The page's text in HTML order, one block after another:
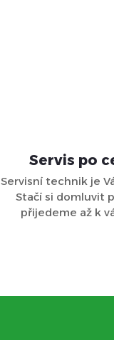
Servis po
Servisní technik je
Stačí si domluvit
přijedeme až k